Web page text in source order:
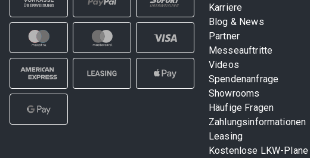
Karriere
Blog & News
Partner
Messeauftritte
Videos
Spendenanfrage
Showrooms
Häufige Fragen
Zahlungsinformationen
Leasing
Kostenlose LKW-Plane